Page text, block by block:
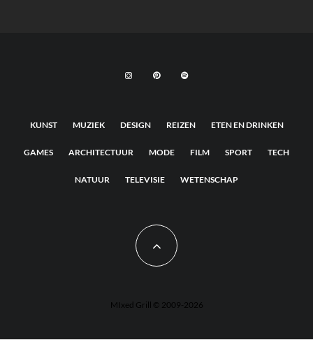
KUNST MUZIEK DESIGN REIZEN ETEN EN DRINKEN
GAMES ARCHITECTUUR MODE FILM SPORT TECH
NATUUR TELEVISIE WETENSCHAP
MIxed Grill © 2009-2026